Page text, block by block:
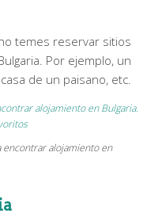
temes reservar sitios
Por ejemplo, un
de un paisano, etc.
alojamiento en